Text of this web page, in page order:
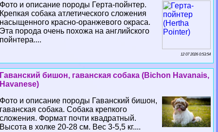
Фото и описание породы Герта-пойнтер.
Крепкая собака атлетического сложения
насыщенного красно-оранжевого окраса.
Эта порода очень похожа на английского
пойнтера....
12 07 2026 0:53:54
Гаванский бишон, гаванская собака (Bichon Havanais,
Havanese)
Фото и описание породы Гаванский бишон,
гаванская собака. Собака крепкого
сложения. Формат почти квадратный.
Высота в холке 20-28 см. Вес 3-5,5 кг....